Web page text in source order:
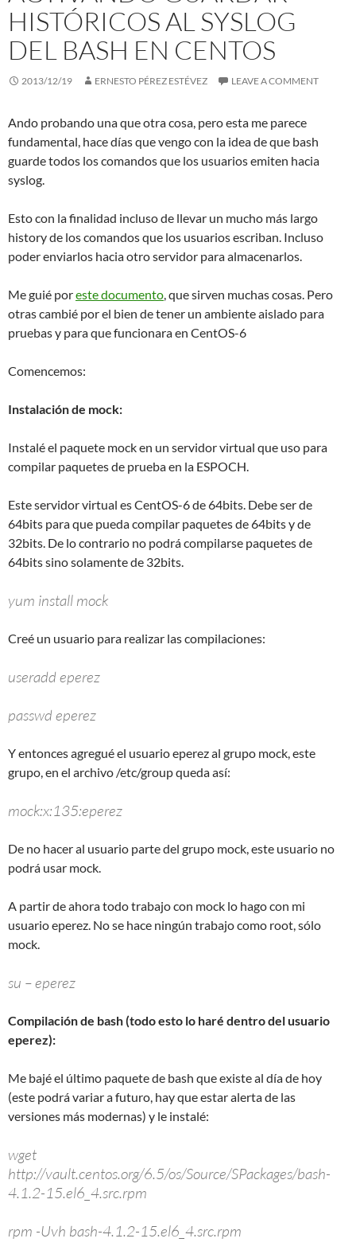
HISTÓRICOS AL SYSLOG
DEL BASH EN CENTOS
2013/12/19 ERNESTO PÉREZ ESTÉVEZ LEAVE A COMMENT
Ando probando una que otra cosa, pero esta me parece
fundamental, hace días que vengo con la idea de que bash
guarde todos los comandos que los usuarios emiten hacia
syslog.
Esto con la finalidad incluso de llevar un mucho más largo
history de los comandos que los usuarios escriban. Incluso
poder enviarlos hacia otro servidor para almacenarlos.
Me guié poreste documento, que sirven muchas cosas. Pero
otras cambié por el bien de tener un ambiente aislado para
pruebas y para que funcionara en CentOS-6
Comencemos:
Instalación de mock:
Instalé el paquete mock en un servidor virtual que uso para
compilar paquetes de prueba en la ESPOCH.
Este servidor virtual es CentOS-6 de 64bits. Debe ser de
64bits para que pueda compilar paquetes de 64bits y de
32bits. De lo contrario no podrá compilarse paquetes de
64bits sino solamente de 32bits.
yum install mock
Creé un usuario para realizar las compilaciones:
useradd eperez
passwd eperez
Y entonces agregué el usuario eperez al grupo mock, este
grupo, en el archivo /etc/group queda así:
mock:x:135:eperez
De no hacer al usuario parte del grupo mock, este usuario no
podrá usar mock.
A partir de ahora todo trabajo con mock lo hago con mi
usuario eperez. No se hace ningún trabajo como root, sólo
mock.
su – eperez
Compilación de bash (todo esto lo haré dentro del usuario
eperez):
Me bajé el último paquete de bash que existe al día de hoy
(este podrá variar a futuro, hay que estar alerta de las
versiones más modernas) y le instalé:
wget
http://vault.centos.org/6.5/os/Source/SPackages/bash-
4.1.2-15.el6_4.src.rpm
rpm -Uvh bash-4.1.2-15.el6_4.src.rpm